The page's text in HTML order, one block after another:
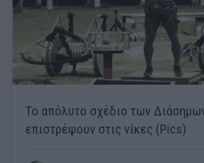
Το απόλυτο σχέδιο των
επιστρέψουν στις νίκες (Pics)